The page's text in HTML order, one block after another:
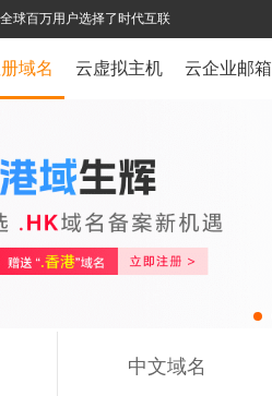
全球百万用户选择了时代互联
域名 云虚拟主机 云企业邮箱
中文域名